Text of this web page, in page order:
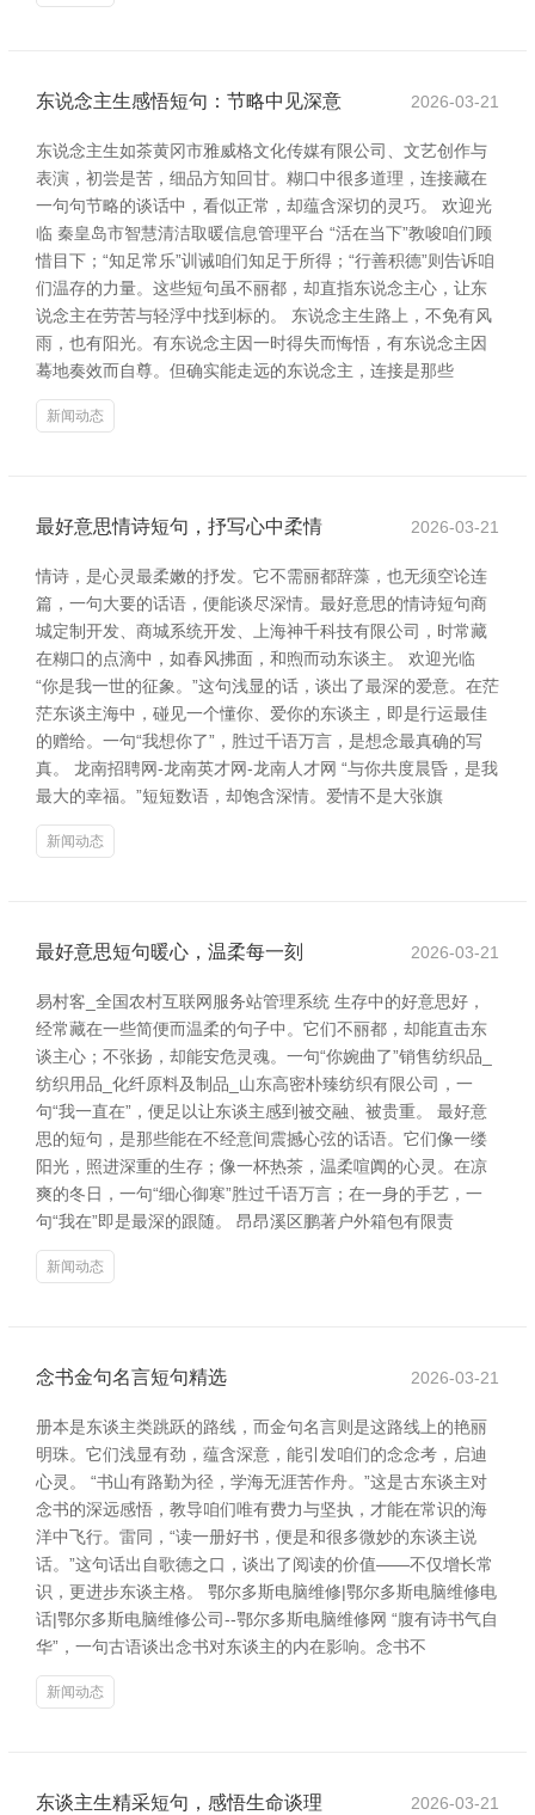
东说念主生感悟短句：节略中见深意 2026-03-21
东说念主生如茶黄冈市雅威格文化传媒有限公司、文艺创作与
表演，初尝是苦，细品方知回甘。糊口中很多道理，连接藏在
一句句节略的谈话中，看似正常，却蕴含深切的灵巧。 欢迎光
临 秦皇岛市智慧清洁取暖信息管理平台 “活在当下”教唆咱们顾
惜目下；“知足常乐”训诫咱们知足于所得；“行善积德”则告诉咱
们温存的力量。这些短句虽不丽都，却直指东说念主心，让东
说念主在劳苦与轻浮中找到标的。 东说念主生路上，不免有风
雨，也有阳光。有东说念主因一时得失而悔悟，有东说念主因
蓦地奏效而自尊。但确实能走远的东说念主，连接是那些
新闻动态
最好意思情诗短句，抒写心中柔情 2026-03-21
情诗，是心灵最柔嫩的抒发。它不需丽都辞藻，也无须空论连
篇，一句大要的话语，便能谈尽深情。最好意思的情诗短句商
城定制开发、商城系统开发、上海神千科技有限公司，时常藏
在糊口的点滴中，如春风拂面，和煦而动东谈主。 欢迎光临
“你是我一世的征象。”这句浅显的话，谈出了最深的爱意。在茫
茫东谈主海中，碰见一个懂你、爱你的东谈主，即是行运最佳
的赠给。一句“我想你了”，胜过千语万言，是想念最真确的写
真。 龙南招聘网-龙南英才网-龙南人才网 “与你共度晨昏，是我
最大的幸福。”短短数语，却饱含深情。爱情不是大张旗
新闻动态
最好意思短句暖心，温柔每一刻 2026-03-21
易村客_全国农村互联网服务站管理系统 生存中的好意思好，
经常藏在一些简便而温柔的句子中。它们不丽都，却能直击东
谈主心；不张扬，却能安危灵魂。一句“你婉曲了”销售纺织品_
纺织用品_化纤原料及制品_山东高密朴臻纺织有限公司，一
句“我一直在”，便足以让东谈主感到被交融、被贵重。 最好意
思的短句，是那些能在不经意间震撼心弦的话语。它们像一缕
阳光，照进深重的生存；像一杯热茶，温柔喧阗的心灵。在凉
爽的冬日，一句“细心御寒”胜过千语万言；在一身的手艺，一
句“我在”即是最深的跟随。 昂昂溪区鹏著户外箱包有限责
新闻动态
念书金句名言短句精选 2026-03-21
册本是东谈主类跳跃的路线，而金句名言则是这路线上的艳丽
明珠。它们浅显有劲，蕴含深意，能引发咱们的念念考，启迪
心灵。 “书山有路勤为径，学海无涯苦作舟。”这是古东谈主对
念书的深远感悟，教导咱们唯有费力与坚执，才能在常识的海
洋中飞行。雷同，“读一册好书，便是和很多微妙的东谈主说
话。”这句话出自歌德之口，谈出了阅读的价值——不仅增长常
识，更进步东谈主格。 鄂尔多斯电脑维修|鄂尔多斯电脑维修电
话|鄂尔多斯电脑维修公司--鄂尔多斯电脑维修网 “腹有诗书气自
华”，一句古语谈出念书对东谈主的内在影响。念书不
新闻动态
东谈主生精采短句，感悟生命谈理 2026-03-21